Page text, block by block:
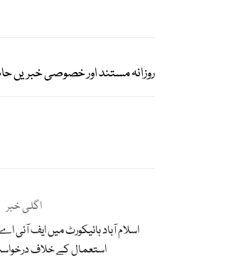
روزانہ مستند اور خصوصی خبریں
اگلی خبر
اسلام آباد ہائیکورٹ میں ایف آئی
استعمال کے خلاف